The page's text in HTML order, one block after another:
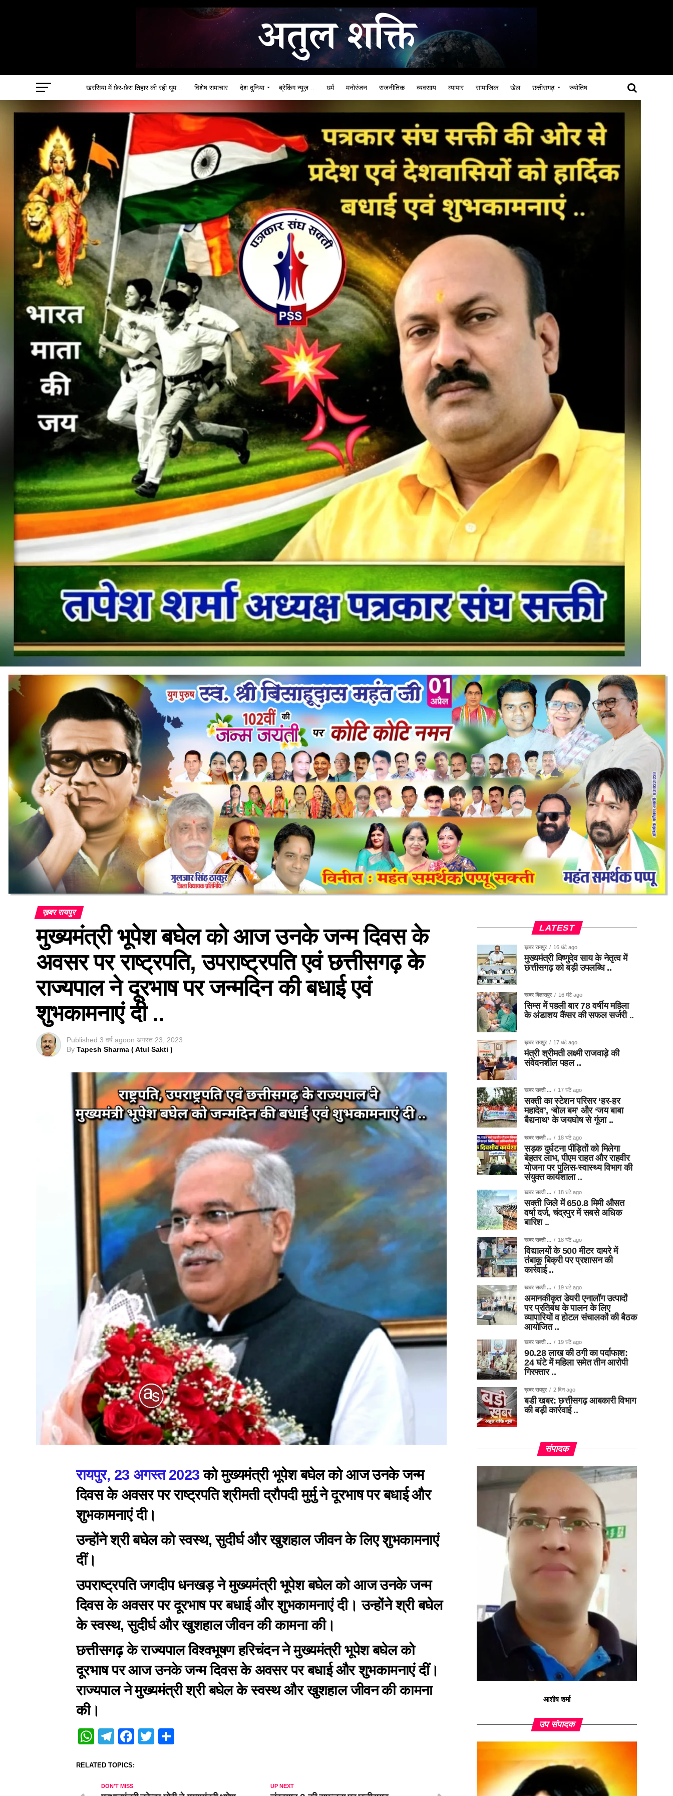
खरसिया में छेर-छेरा तिहार की रही धूम .. विशेष समाचार देश दुनिया ब्रेकिंग न्यूज़ .. धर्म मनोरंजन राजनीतिक व्यवसाय व्यापार सामाजिक खेल छत्तीसगढ़ ज्योतिष
ख़बर रायपुर
मुख्यमंत्री भूपेश बघेल को आज उनके जन्म दिवस के
अवसर पर राष्ट्रपति, उपराष्ट्रपति एवं छत्तीसगढ़ के
राज्यपाल ने दूरभाष पर जन्मदिन की बधाई एवं
शुभकामनाएं दी ..
Published 3 वर्ष agoon अगस्त 23, 2023
By Tapesh Sharma ( Atul Sakti )
रायपुर, 23 अगस्त 2023 को मुख्यमंत्री भूपेश बघेल को आज उनके जन्म
दिवस के अवसर पर राष्ट्रपति श्रीमती द्रौपदी मुर्मु ने दूरभाष पर बधाई और
शुभकामनाएं दी।
उन्होंने श्री बघेल को स्वस्थ, सुदीर्घ और खुशहाल जीवन के लिए शुभकामनाएं
दीं।
उपराष्ट्रपति जगदीप धनखड़ ने मुख्यमंत्री भूपेश बघेल को आज उनके जन्म
दिवस के अवसर पर दूरभाष पर बधाई और शुभकामनाएं दी। उन्होंने श्री बघेल
के स्वस्थ, सुदीर्घ और खुशहाल जीवन की कामना की।
छत्तीसगढ़ के राज्यपाल विश्वभूषण हरिचंदन ने मुख्यमंत्री भूपेश बघेल को
दूरभाष पर आज उनके जन्म दिवस के अवसर पर बधाई और शुभकामनाएं दीं।
राज्यपाल ने मुख्यमंत्री श्री बघेल के स्वस्थ और खुशहाल जीवन की कामना
की।
WhatsApp
Telegram
Facebook
Twitter
RELATED TOPICS:
UP NEXT
DON'T MISS
LATEST
ख़बर रायपुर 16 घंटे ago
मुख्यमंत्री विष्णुदेव साय के नेतृत्व में
छत्तीसगढ़ को बड़ी उपलब्धि ..
खबर बिलासपुर 16 घंटे ago
सिम्स में पहली बार 78 वर्षीय महिला
के अंडाशय कैंसर की सफल सर्जरी ..
ख़बर रायपुर 17 घंटे ago
मंत्री श्रीमती लक्ष्मी राजवाड़े की
संवेदनशील पहल ..
खबर सक्ती ... 17 घंटे ago
सक्ती का स्टेशन परिसर ‘हर-हर
महादेव’, ‘बोल बम’ और ‘जय बाबा
बैद्यनाथ’ के जयघोष से गूंजा ..
खबर सक्ती ... 18 घंटे ago
सड़क दुर्घटना पीड़ितों को मिलेगा
बेहतर लाभ, पीएम राहत और राहवीर
योजना पर पुलिस-स्वास्थ्य विभाग की
संयुक्त कार्यशाला ..
खबर सक्ती ... 18 घंटे ago
सक्ती जिले में 650.8 मिमी औसत
वर्षा दर्ज, चंद्रपुर में सबसे अधिक
बारिश ..
खबर सक्ती ... 18 घंटे ago
विद्यालयों के 500 मीटर दायरे में
तंबाकू बिक्री पर प्रशासन की
कार्रवाई ..
खबर सक्ती ... 19 घंटे ago
अमानकीकृत डेयरी एनालॉग उत्पादों
पर प्रतिबंध के पालन के लिए
व्यापारियों व होटल संचालकों की बैठक
आयोजित ..
खबर सक्ती ... 19 घंटे ago
90.28 लाख की ठगी का पर्दाफाश:
24 घंटे में महिला समेत तीन आरोपी
गिरफ्तार ..
ख़बर रायपुर 2 दिन ago
बडी खबर: छत्तीसगढ़ आबकारी विभाग
की बड़ी कार्रवाई ..
संपादक
आशीष शर्मा
उप संपादक